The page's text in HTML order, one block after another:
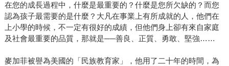
在您的成長過程中，什麼是最重要的？什麼是您所欠缺的？而您
認為孩子最需要的是什麼？大凡在事業上有所成就的人，他們在
上小學的時候，不一定有很好的成績，但他們身上卻有來自家庭
及社會最重要的品質，那就是──善良、正質、勇敢、堅強……
麥加菲被譽為美國的「民族教育家」，他用了二十年的時間，為